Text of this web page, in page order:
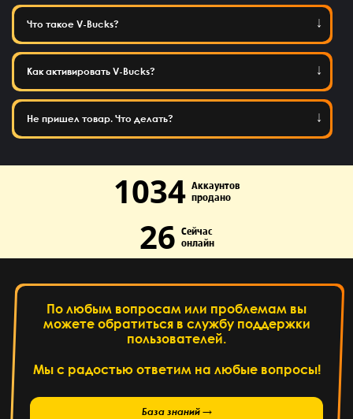
Что такое V-Bucks?
Как активировать V-Bucks?
Не пришел товар. Что делать?
1034 Аккаунтов
продано
26 Сейчас
онлайн
По любым вопросам или проблемам вы
можете обратиться в службу поддержки
пользователей.
Мы с радостью ответим на любые вопросы!
База знаний →